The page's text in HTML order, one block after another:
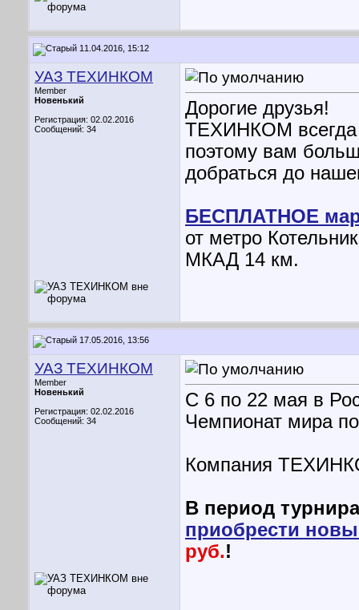
11.04.2016, 15:12
УАЗ ТЕХИНКОМ
Member
Новенький
Регистрация: 02.02.2016
Сообщений: 34
Дорогие друзья!
ТЕХИНКОМ всегда
поэтому вам
добраться до
БЕСПЛАТНОЕ
от метро
МКАД 14 км.
17.05.2016, 13:56
УАЗ ТЕХИНКОМ
Member
Новенький
Регистрация: 02.02.2016
Сообщений: 34
С 6 по 22 мая в
Чемпионат мира
Компания
В период
приобрести
руб.!